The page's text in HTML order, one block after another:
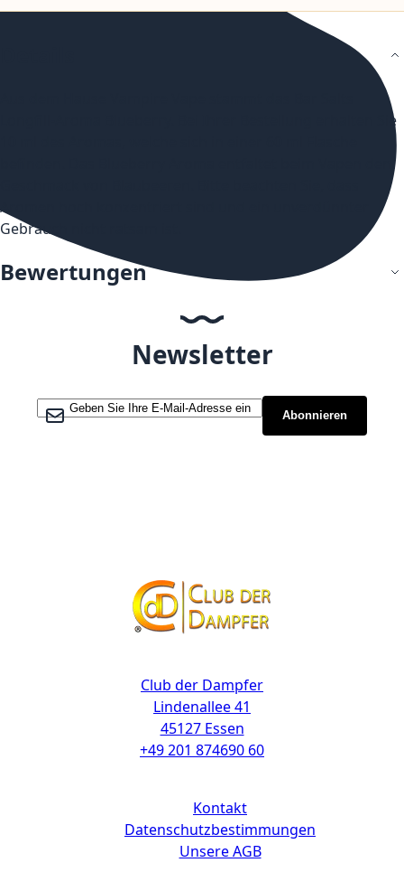
Longfill-Aroma Blueberry. Bei Ihrer Bestellung erhalten Sie
Aromen hoch konzentriert sind und ein unverdünnter
Gebrauch nicht ratsam ist.
Bewertungen
Newsletter
Melden Sie sich für unseren Newsletter an:
Abonnieren
Club der Dampfer
Lindenallee 41
45127 Essen
+49 201 874690 60
Kontakt
Datenschutzbestimmungen
Unsere AGB